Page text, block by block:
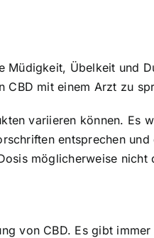
Übelkeit und
CBD mit einem Arzt zu
variieren können. Es
entsprechen
möglicherweise nicht
von CBD. Es gibt